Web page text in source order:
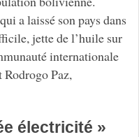
a laissé son pays dans
jette de l’huile sur
internationale
Rodrogo Paz,
électricité »